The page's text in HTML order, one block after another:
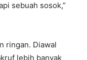
sebuah sosok,”
ringan. Diawal
lebih banyak